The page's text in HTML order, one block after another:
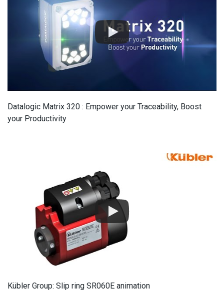
Datalogic Matrix 320 : Empower your Traceability, Boost
your Productivity
Kübler Group: Slip ring SR060E animation